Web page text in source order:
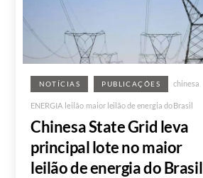
NOTÍCIAS PUBLICAÇÕES chinesa
ENERGIA, leilão, maior leilão de energia do Brasil
Chinesa State Grid leva
principal lote no maior
leilão de energia do Brasil